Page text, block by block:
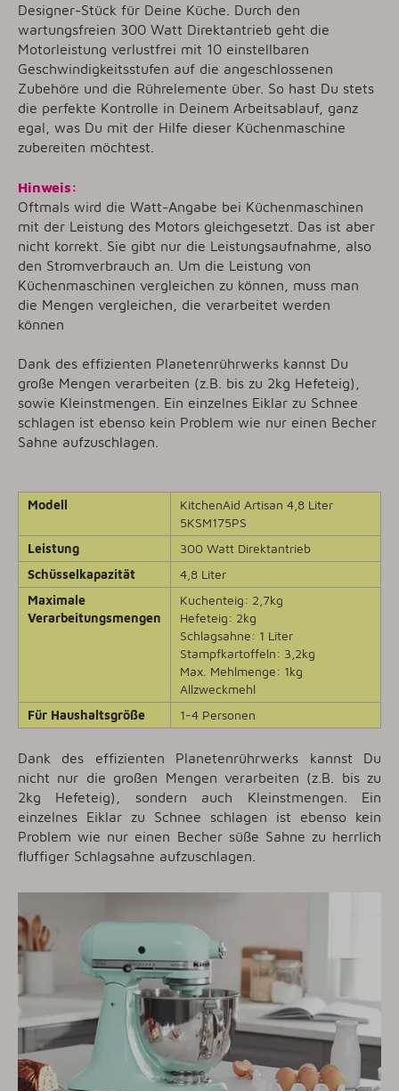
Designer-Stück für Deine Küche. Durch den
wartungsfreien 300 Watt Direktantrieb geht die
Motorleistung verlustfrei mit 10 einstellbaren
Geschwindigkeitsstufen auf die angeschlossenen
Zubehöre und die Rührelemente über. So hast Du stets
die perfekte Kontrolle in Deinem Arbeitsablauf, ganz
egal, was Du mit der Hilfe dieser Küchenmaschine
zubereiten möchtest.
Hinweis:
Oftmals wird die Watt-Angabe bei Küchenmaschinen
mit der Leistung des Motors gleichgesetzt. Das ist aber
nicht korrekt. Sie gibt nur die Leistungsaufnahme, also
den Stromverbrauch an. Um die Leistung von
Küchenmaschinen vergleichen zu können, muss man
die Mengen vergleichen, die verarbeitet werden
können
Dank des effizienten Planetenrührwerks kannst Du
große Mengen verarbeiten (z.B. bis zu 2kg Hefeteig),
sowie Kleinstmengen. Ein einzelnes Eiklar zu Schnee
schlagen ist ebenso kein Problem wie nur einen Becher
Sahne aufzuschlagen.
Modell
KitchenAid Artisan 4,8 Liter
5KSM175PS
Leistung
300 Watt Direktantrieb
Schüsselkapazität
4,8 Liter
Maximale
Verarbeitungsmengen
Kuchenteig: 2,7kg
Hefeteig: 2kg
Schlagsahne: 1 Liter
Stampfkartoffeln: 3,2kg
Max. Mehlmenge: 1kg
Allzweckmehl
Für Haushaltsgröße
1-4 Personen
Dank des effizienten Planetenrührwerks kannst Du
nicht nur die großen Mengen verarbeiten (z.B. bis zu
2kg Hefeteig), sondern auch Kleinstmengen. Ein
einzelnes Eiklar zu Schnee schlagen ist ebenso kein
Problem wie nur einen Becher süße Sahne zu herrlich
fluffiger Schlagsahne aufzuschlagen.